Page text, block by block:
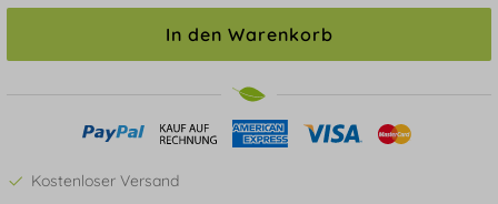
In den Warenkorb
Kostenloser Versand